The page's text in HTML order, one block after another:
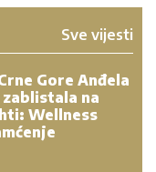
Sve vijesti
Gore Anđela
na
Wellness